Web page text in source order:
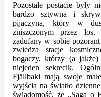
Pozostałe postacie były
bardzo sztywna i
pijaczyna, który w
zniszczonym przez
zadufany w sobie
zwiedza stacje
bogaczy, którzy (a
niejeden sekrecik.
Fjällbaki mają swoje
wyjścia na światło
świadomość, że „Saga o